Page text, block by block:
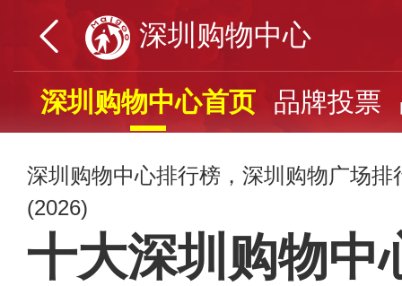
深圳购物中心
深圳购物中心首页 品牌投票
深圳购物中心排行榜，深圳购物广场
(2026)
十大深圳购物中